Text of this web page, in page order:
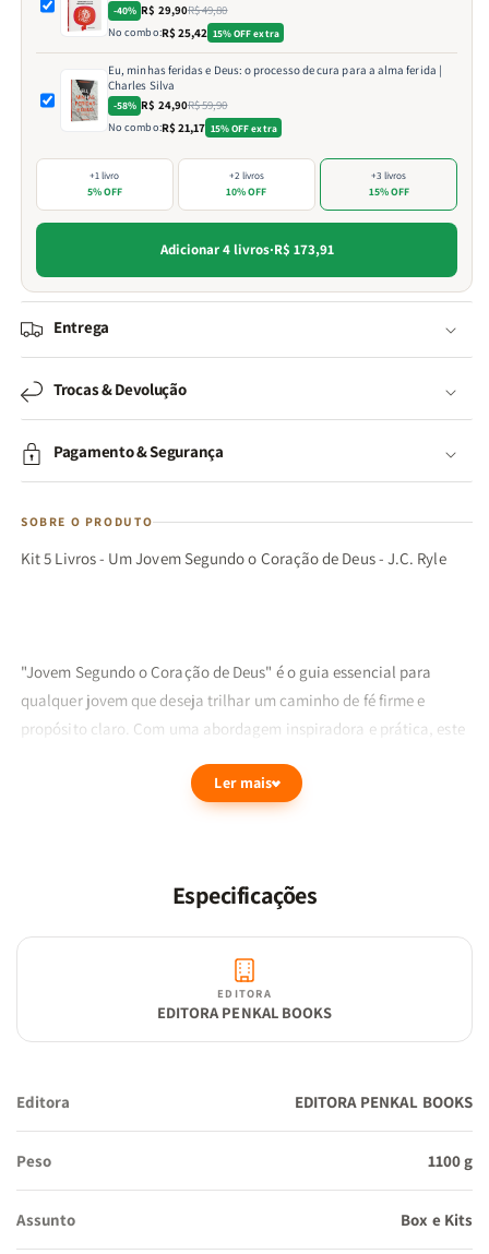
-40% R$ 29,90R$ 49,80
No combo:R$ 25,42 15% OFF extra
Eu, minhas feridas e Deus: o processo de cura para a alma ferida |
Charles Silva
-58% R$ 24,90R$ 59,90
No combo:R$ 21,17 15% OFF extra
+1 livro
5% OFF
+2 livros
10% OFF
+3 livros
15% OFF
Adicionar 4 livros·R$ 173,91
Entrega
Trocas & Devolução
Pagamento & Segurança
SOBRE O PRODUTO
Kit 5 Livros - Um Jovem Segundo o Coração de Deus - J.C. Ryle
"Jovem Segundo o Coração de Deus" é o guia essencial para
qualquer jovem que deseja trilhar um caminho de fé firme e
propósito claro. Com uma abordagem inspiradora e prática, este
projetado para ajudar você a alinhar sua vida com os valores e
Descubra Seu Propósito Divino: Mergulhe em ensinamentos que
para você, ajudando a moldar uma vida cheia de significado e
Ler mais
Especificações
EDITORA
EDITORA PENKAL BOOKS
Editora EDITORA PENKAL BOOKS
Peso 1100 g
Assunto Box e Kits